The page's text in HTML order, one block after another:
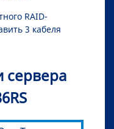
RAID-
3 кабеля
сервера